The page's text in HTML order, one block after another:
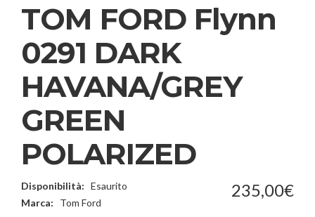
TOM FORD Flynn
0291 DARK
HAVANA/GREY
GREEN
POLARIZED
Disponibilità: Esaurito
Marca:
Tom Ford
235,00€